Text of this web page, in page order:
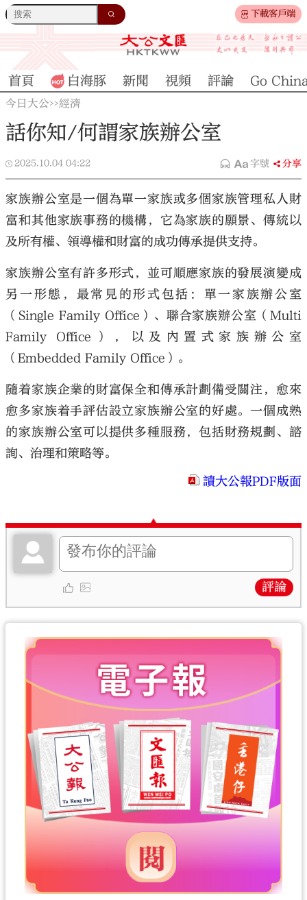
下載客戶端
大公文匯
首頁 白海豚 新聞 視頻 評論 Go
今日大公>>經濟
話你知/何謂家族辦公室
2025.10.04 04:22 字號 分享
家族辦公室是一個為單一家族或多個家族管理私人財
富和其他家族事務的機構，它為家族的願景、傳統以
及所有權、領導權和財富的成功傳承提供支持。
家族辦公室有許多形式，並可順應家族的發展演變成
另一形態，最常見的形式包括：單一家族辦公室
（Single Family Office）、聯合家族辦公室（Multi
Family Office），以及內置式家族辦公室
（Embedded Family Office）。
隨着家族企業的財富保全和傳承計劃備受關注，愈來
愈多家族着手評估設立家族辦公室的好處。一個成熟
的家族辦公室可以提供多種服務，包括財務規劃、諮
詢、治理和策略等。
讀大公報PDF版面
評論